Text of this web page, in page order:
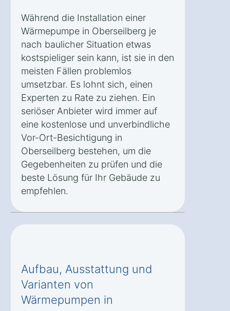
Während die Installation einer
Wärmepumpe in Oberseilberg je
nach baulicher Situation etwas
kostspieliger sein kann, ist sie in den
meisten Fällen problemlos
umsetzbar. Es lohnt sich, einen
Experten zu Rate zu ziehen. Ein
seriöser Anbieter wird immer auf
eine kostenlose und unverbindliche
Vor-Ort-Besichtigung in
Oberseilberg bestehen, um die
Gegebenheiten zu prüfen und die
beste Lösung für Ihr Gebäude zu
empfehlen.
Aufbau, Ausstattung und
Varianten von
Wärmepumpen in